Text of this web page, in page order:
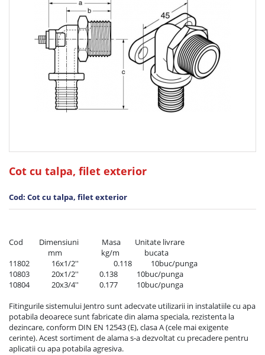
Cot cu talpa, filet exterior
Cod: Cot cu talpa, filet exterior
Cod         Dimensiuni             Masa        Unitate livrare
11802	        16x1/2'' 		   0.118		10buc/punga
10803	        20x1/2''		   0.138		10buc/punga
10804	        20x3/4''		   0.177		10buc/punga
Fitingurile sistemului Jentro sunt adecvate utilizarii in instalatiile cu apa
potabila deoarece sunt fabricate din alama speciala, rezistenta la
dezincare, conform DIN EN 12543 (E), clasa A (cele mai exigente
cerinte). Acest sortiment de alama s-a dezvoltat cu precadere pentru
aplicatii cu apa potabila agresiva.